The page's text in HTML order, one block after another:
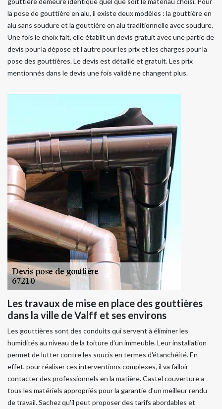
la pose de gouttière en alu, il existe deux modèles : la gouttière en
alu sans soudure et la gouttière en alu traditionnelle avec soudure.
Une fois le choix fait, elle établit un devis gratuit avec une partie de
devis pour la dépose et l’autre pour les prix et les charges pour la
pose des gouttières. Le devis est détaillé et gratuit. Les prix
mentionnés dans le devis une fois validé ne changent plus.
Les travaux de mise en place des gouttières
dans la ville de Valff et ses environs
Les gouttières sont des conduits qui servent à éliminer les
humidités au niveau de la toiture d'un immeuble. Leur installation
permet de lutter contre les soucis en termes d'étanchéité. En
effet, pour réaliser ces interventions complexes, il va falloir
contacter des professionnels en la matière. Castel couverture a
tous les matériels appropriés pour la garantie d'un meilleur rendu
de travail. Sachez qu'il peut proposer des tarifs abordables et